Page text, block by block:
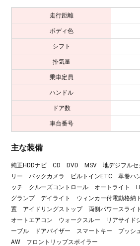
走行距離
ボディ色
シフト
排気量
乗車定員
ハンドル
ドア数
車台番号
主な装備
純正HDDナビ CD DVD MSV 地デジフル
リー バックカメラ ビルトインETC 革巻ハ
ッチ クルーズコントロール オートライト
グランプ デイライト ウィンカー付電動格納
置 アイドリングストップ 両側パワースラ
オートエアコン ウォークスルー リアサイド
ーブル ドアバイザー スマートキー プッシ
AW フロントリップスポイラー